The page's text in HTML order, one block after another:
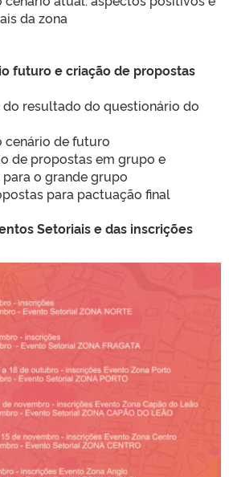
da zona
futuro e criação de propostas
resultado do questionário do
cenário de futuro
de propostas em grupo e
o grande grupo
para pactuação final
Setoriais e das inscrições